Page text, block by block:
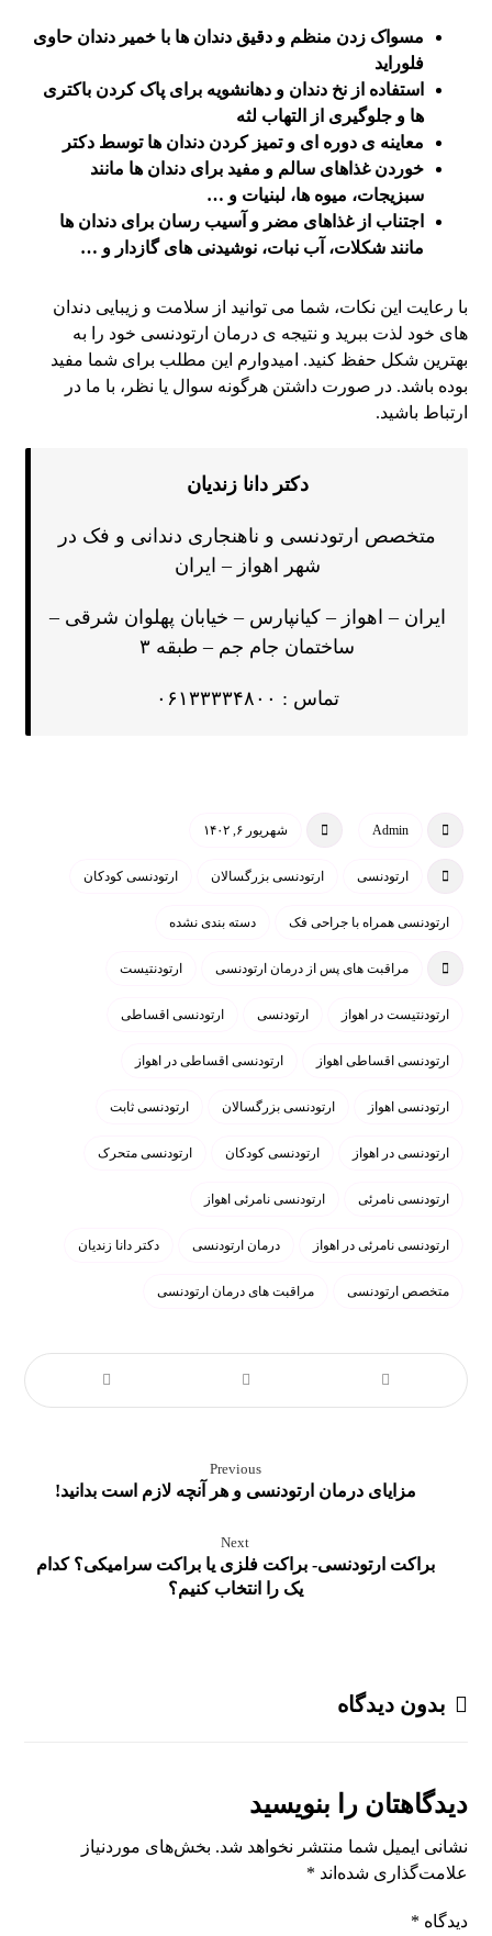
مسواک زدن منظم و دقیق دندان ها با خمیر دندان حاوی
فلوراید
استفاده از نخ دندان و دهانشویه برای پاک کردن باکتری
ها و جلوگیری از التهاب لثه
معاینه ی دوره ای و تمیز کردن دندان ها توسط دکتر
خوردن غذاهای سالم و مفید برای دندان ها مانند
سبزیجات، میوه ها، لبنیات و …
اجتناب از غذاهای مضر و آسیب رسان برای دندان ها
مانند شکلات، آب نبات، نوشیدنی های گازدار و …
با رعایت این نکات، شما می توانید از سلامت و زیبایی دندان
های خود لذت ببرید و نتیجه ی درمان ارتودنسی خود را به
بهترین شکل حفظ کنید. امیدوارم این مطلب برای شما مفید
بوده باشد. در صورت داشتن هرگونه سوال یا نظر، با ما در
ارتباط باشید.
دکتر دانا زندیان
متخصص ارتودنسی و ناهنجاری دندانی و فک در
شهر اهواز – ایران
ایران – اهواز – کیانپارس – خیابان پهلوان شرقی –
ساختمان جام جم – طبقه ۳
تماس : ۰۶۱۳۳۳۳۴۸۰۰
Admin شهریور ۶, ۱۴۰۲
ارتودنسی ارتودنسی بزرگسالان ارتودنسی کودکان
ارتودنسی همراه با جراحی فک دسته بندی نشده
مراقبت های پس از درمان ارتودنسی ارتودنتیست
ارتودنتیست در اهواز ارتودنسی ارتودنسی اقساطی
ارتودنسی اقساطی اهواز ارتودنسی اقساطی در اهواز
ارتودنسی اهواز ارتودنسی بزرگسالان ارتودنسی ثابت
ارتودنسی در اهواز ارتودنسی کودکان ارتودنسی متحرک
ارتودنسی نامرئی ارتودنسی نامرئی اهواز
ارتودنسی نامرئی در اهواز درمان ارتودنسی دکتر دانا زندیان
متخصص ارتودنسی مراقبت های درمان ارتودنسی
Previous
مزایای درمان ارتودنسی و هر آنچه لازم است بدانید!
Next
براکت ارتودنسی- براکت فلزی یا براکت سرامیکی؟ کدام
یک را انتخاب کنیم؟
بدون دیدگاه
دیدگاهتان را بنویسید
نشانی ایمیل شما منتشر نخواهد شد. بخش‌های موردنیاز
علامت‌گذاری شده‌اند *
دیدگاه *